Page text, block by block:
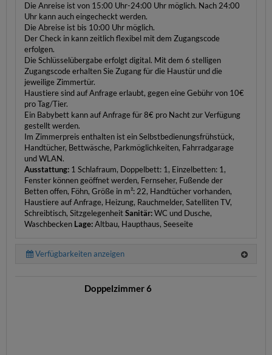
Die Anreise ist von 15:00 Uhr-24:00 Uhr möglich. Nach 24:00
Uhr kann auch eingecheckt werden.
Die Abreise ist bis 10:00 Uhr möglich.
Der Check in kann zeitlich flexibel mit dem Zugangscode
erfolgen.
Die Schlüsselübergabe erfolgt digital. Mit dem 6 stelligen
Zugangscode erhalten Sie Zugang für die Haustür und die
jeweilige Zimmertür.
Haustiere sind auf Anfrage erlaubt, gegen eine Gebühr von 10€
pro Tag/Tier.
Ein Babybett kann auf Anfrage für 8€ pro Nacht zur Verfügung
gestellt werden.
Im Zimmerpreis enthalten ist ein Selbstbedienungsfrühstück,
Handtücher, Bettwäsche, Parkmöglichkeiten, Fahrradgarage
und WLAN.
Ausstattung: 1 Schlafraum, Doppelbett: 1, Einzelbetten: 1,
Fenster können geöffnet werden, Fernseher, Fußende der
Betten offen, Föhn, Größe in m²: 22, Handtücher vorhanden,
Haustiere auf Anfrage, Heizung, Rauchmelder, Satelliten TV,
Schreibtisch, SitzgelegenheitSanitär:WC und Dusche,
Waschbecken Lage:Altbau, Haupthaus, Seeseite
Verfügbarkeiten anzeigen
Doppelzimmer 6